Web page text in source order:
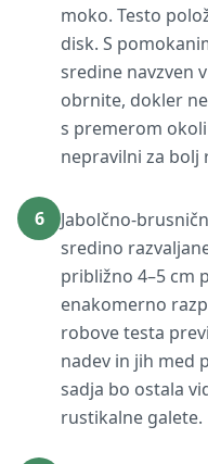
moko. Testo
disk. S
sredine navzven
obrnite, dokler
s premerom
nepravilni za bolj
6
Jabolčno-
sredino
približno 4–5 cm
enakomerno
robove testa
nadev in jih med
sadja bo ostala
rustikalne galete.